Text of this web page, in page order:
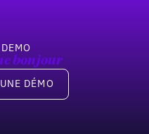
bonjour
démoDÉMO